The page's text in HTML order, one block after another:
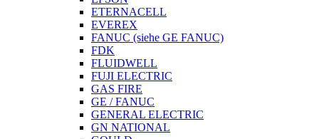
ETERNACELL
EVEREX
FANUC (siehe GE FANUC)
FDK
FLUIDWELL
FUJI ELECTRIC
GAS FIRE
GE / FANUC
GENERAL ELECTRIC
GN NATIONAL